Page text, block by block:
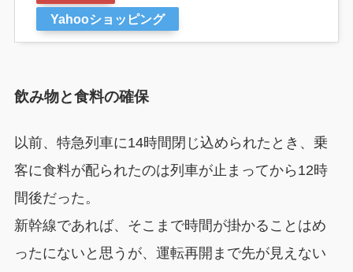
Yahooショッピング
飲み物と食料の確保
以前、特急列車に14時間閉じ込められたとき、乗
客に食料が配られたのは列車が止まってから12時
間後だった。
新幹線であれば、そこまで時間が掛かることはめ
ったにないと思うが、運転再開まで先が見えない